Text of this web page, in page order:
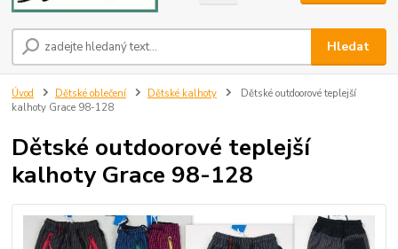
Hledat
Úvod Dětské oblečení Dětské kalhoty
Dětské outdoorové teplejší
kalhoty Grace 98-128
Dětské outdoorové teplejší
kalhoty Grace 98-128